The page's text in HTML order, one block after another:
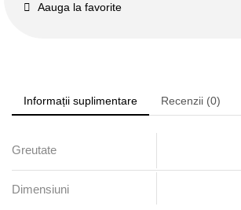
Aauga la favorite
Informații suplimentare Recenzii (0)
Greutate
Dimensiuni